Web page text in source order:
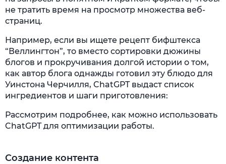
не тратить время на просмотр множества веб-
страниц.
Например, если вы ищете рецепт бифштекса
“Веллингтон”, то вместо сортировки дюжины
блогов и прокручивания долгой истории о том,
как автор блога однажды готовил эту блюдо для
Уинстона Черчилля, ChatGPT выдаст список
ингредиентов и шаги приготовления:
Рассмотрим подробнее, как можно использовать
ChatGPT для оптимизации работы.
Создание контента